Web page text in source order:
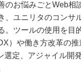
お悩みごとWeb相
、ユニリタのコンサ
。ツールの使用を目
）や働き方改革の
選定、アジャイル開